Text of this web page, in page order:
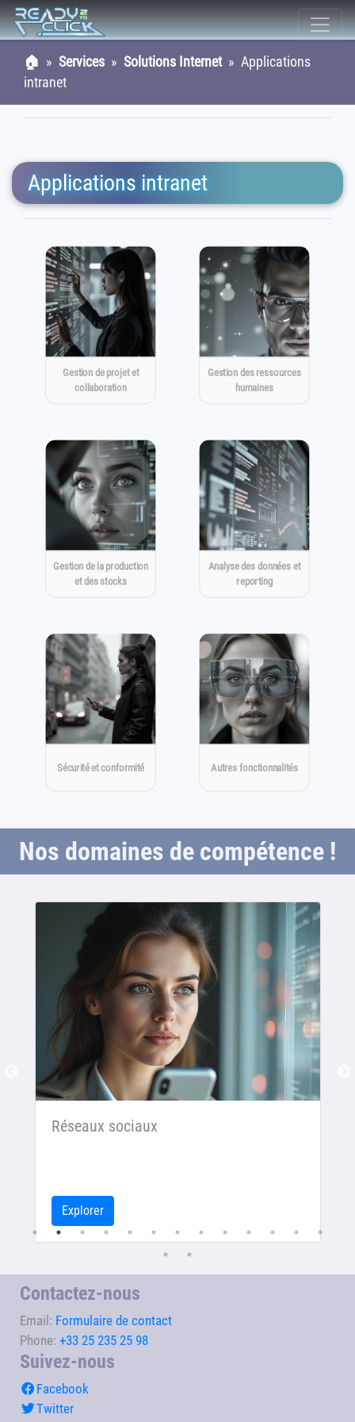
🏠 » Services » Solutions Internet» Applications
intranet
Applications intranet
Gestion de projet et
collaboration
Gestion des ressources
humaines
Gestion de la production
et des stocks
Analyse des données et
reporting
Sécurité et conformité Autres fonctionnalités
Nos domaines de compétence !
Réseaux sociaux
Explorer
Contactez-nous
Email: Formulaire de contact
Phone: +33 25 235 25 98
Suivez-nous
Facebook
Twitter